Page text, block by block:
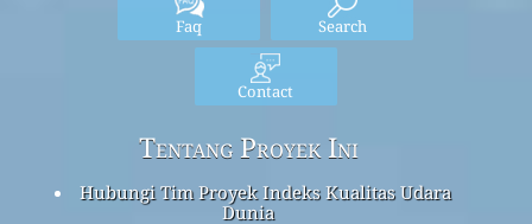
Faq Search
Contact
Tentang Proyek Ini
Hubungi Tim Proyek Indeks Kualitas Udara
Dunia